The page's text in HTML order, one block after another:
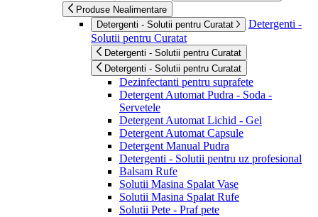
Produse Nealimentare
Detergenti - Solutii pentru Curatat
Detergenti -
Solutii pentru Curatat
Detergenti - Solutii pentru Curatat
Detergenti - Solutii pentru Curatat
Dezinfectanti pentru suprafete
Detergent Automat Pudra - Soda -
Servetele
Detergent Automat Lichid - Gel
Detergent Automat Capsule
Detergent Manual Pudra
Detergenti - Solutii pentru uz profesional
Balsam Rufe
Solutii Masina Spalat Vase
Solutii Masina Spalat Rufe
Solutii Pete - Praf pete